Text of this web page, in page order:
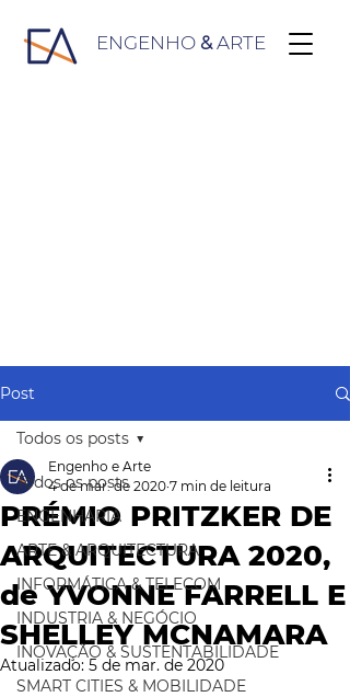
ENGENHO &ARTE
Post
Todos os posts
ENGENHARIA
ARTE & ARQUITECTURA
INFORMÁTICA & TELECOM
INDUSTRIA & NEGÓCIO
INOVAÇÃO & SUSTENTABILIDADE
SMART CITIES & MOBILIDADE
Todos os posts
PRÉMIO PRITZKER DE
ARQUITECTURA 2020,
de YVONNE FARRELL E
SHELLEY MCNAMARA
Engenho e Arte
4 de mar. de 2020 7 min de leitura
Atualizado: 5 de mar. de 2020